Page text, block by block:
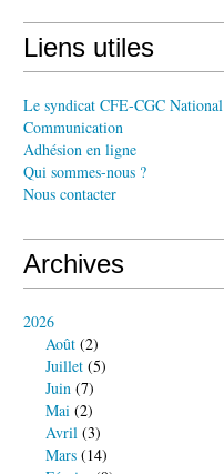
Liens utiles
Le syndicat CFE-CGC National
Communication
Adhésion en ligne
Qui sommes-nous ?
Nous contacter
Archives
2026
Août (2)
Juillet (5)
Juin (7)
Mai (2)
Avril (3)
Mars (14)